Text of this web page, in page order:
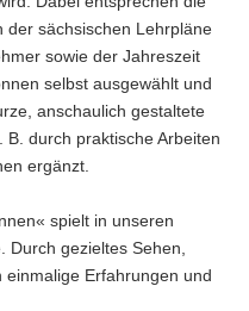
der sächsischen Lehrpläne
sowie der Jahreszeit
selbst ausgewählt und
anschaulich gestaltete
durch praktische Arbeiten
ergänzt.
spielt in unseren
gezieltes Sehen,
Erfahrungen und